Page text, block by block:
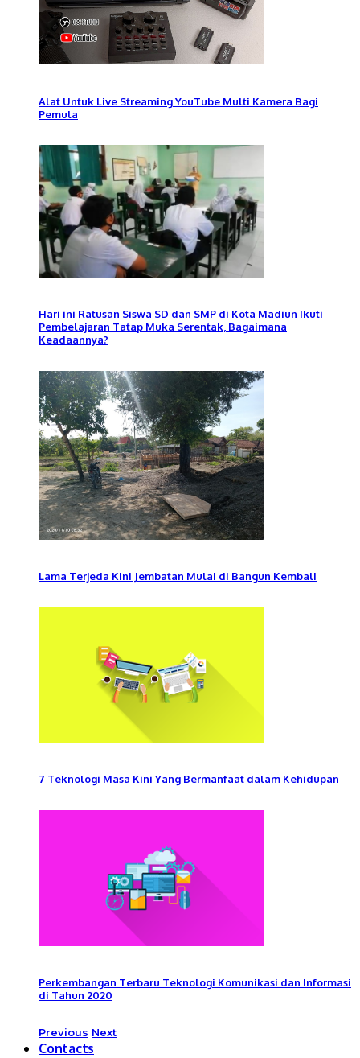
Alat Untuk Live Streaming YouTube Multi Kamera Bagi
Pemula
Hari ini Ratusan Siswa SD dan SMP di Kota Madiun Ikuti
Pembelajaran Tatap Muka Serentak, Bagaimana
Keadaannya?
Lama Terjeda Kini Jembatan Mulai di Bangun Kembali
7 Teknologi Masa Kini Yang Bermanfaat dalam Kehidupan
Perkembangan Terbaru Teknologi Komunikasi dan Informasi
di Tahun 2020
Previous Next
Contacts